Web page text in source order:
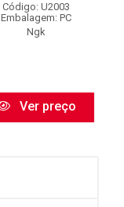
Código: U2003
Embalagem: PC
Ngk
Ver preço